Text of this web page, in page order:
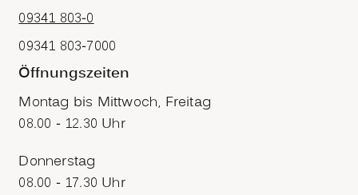
09341 803-0
09341 803-7000
Öffnungszeiten
Montag bis Mittwoch, Freitag
08.00 - 12.30 Uhr
Donnerstag
08.00 - 17.30 Uhr